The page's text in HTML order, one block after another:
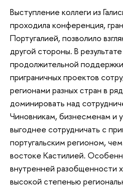
Выступление коллеги из
проходила конференция,
Португалией, позволило
другой стороны. В
продолжительной
приграничных проектов
регионами разных стран в
доминировать над
Чиновникам, бизнесменам и
выгоднее сотрудничать с
португальским регионом,
востоке Кастилией.
внутренней разобщенности
высокой степенью